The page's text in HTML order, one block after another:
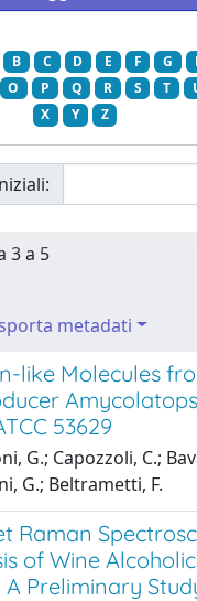
B C D E F G
O P Q R S T
X
Y Z
3 a 5
metadati
like Molecules
53629
G.; Capozzoli, C.;
G.; Beltrametti, F.
Raman
of Wine Alcoholic
Preliminary